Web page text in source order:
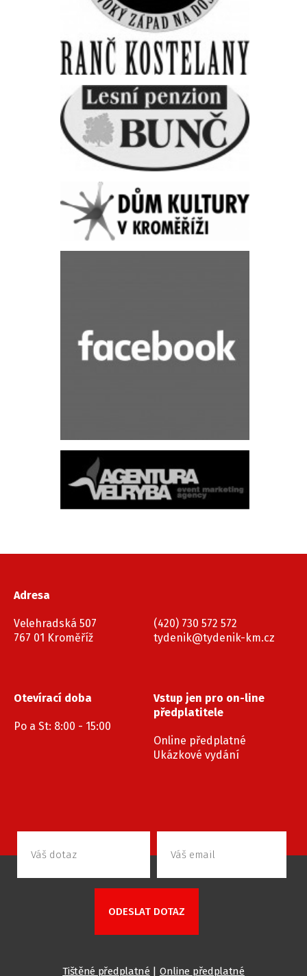
Adresa
Velehradská 507
767 01 Kroměříž
(420) 730 572 572
tydenik@tydenik-km.cz
Otevírací doba
Po a St: 8:00 - 15:00
Vstup jen pro on-line
předplatitele
Online předplatné
Ukázkové vydání
Tištěné předplatné Online předplatné